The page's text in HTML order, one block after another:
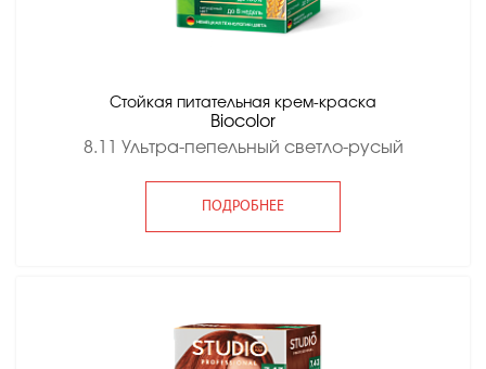
Стойкая питательная крем-краска
Вiocolor
8.11 Ультра-пепельный светло-русый
ПОДРОБНЕЕ